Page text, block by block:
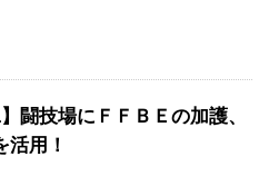
】闘技場にＦＦＢＥの加護、
活用！